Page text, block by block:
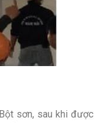
sơn, sau khi